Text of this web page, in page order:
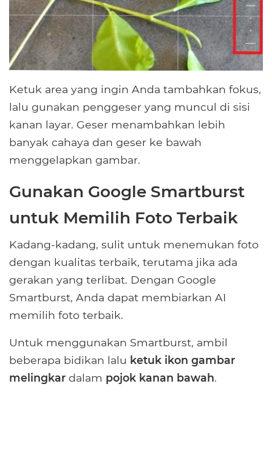
Ketuk area yang ingin Anda tambahkan fokus,
lalu gunakan penggeser yang muncul di sisi
kanan layar. Geser menambahkan lebih
banyak cahaya dan geser ke bawah
menggelapkan gambar.
Gunakan Google Smartburst
untuk Memilih Foto Terbaik
Kadang-kadang, sulit untuk menemukan foto
dengan kualitas terbaik, terutama jika ada
gerakan yang terlibat. Dengan Google
Smartburst, Anda dapat membiarkan AI
memilih foto terbaik.
Untuk menggunakan Smartburst, ambil
beberapa bidikan lalu ketuk ikon gambar
melingkar dalam pojok kanan bawah.